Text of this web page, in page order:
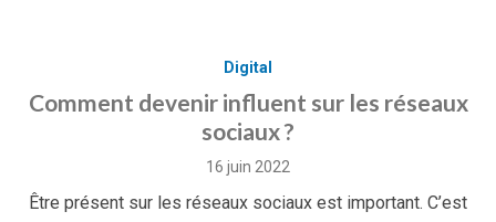
Digital
Comment devenir influent sur les réseaux
sociaux ?
Posted
16 juin 2022
Être présent sur les réseaux sociaux est important. C’est